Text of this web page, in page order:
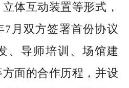
体互动装置等形式，
7月双方签署首份协议
、导师培训、场馆建
面的合作历程，并设